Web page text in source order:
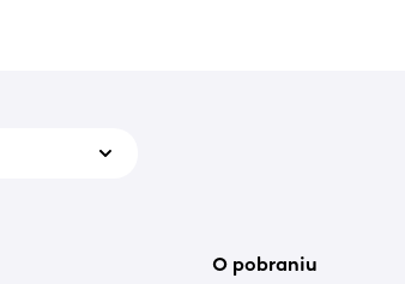
O pobraniu